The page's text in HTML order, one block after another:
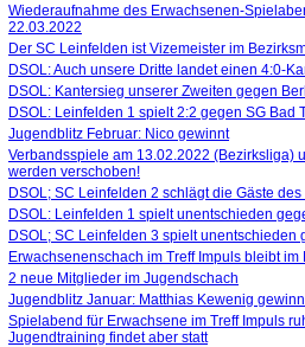
Wiederaufnahme des Erwachsenen-
22.03.2022
Der SC Leinfelden ist Vizemeister im
DSOL: Auch unsere Dritte landet einen 4:0-
DSOL: Kantersieg unserer Zweiten gegen
DSOL: Leinfelden 1 spielt 2:2 gegen SG Bad
Jugendblitz Februar: Nico gewinnt
Verbandsspiele am 13.02.2022 (Bezirksliga)
werden verschoben!
DSOL; SC Leinfelden 2 schlägt die Gäste
DSOL: Leinfelden 1 spielt unentschieden
DSOL; SC Leinfelden 3 spielt unentschieden
Erwachsenenschach im Treff Impuls bleibt
2 neue Mitglieder im Jugendschach
Jugendblitz Januar: Matthias Kewenig
Spielabend für Erwachsene im Treff Impuls
Jugendtraining findet aber statt